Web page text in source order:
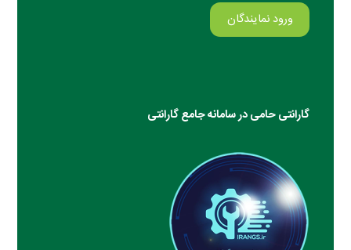
ورود نمایندگان
گارانتی حامی در سامانه جامع گارانتی